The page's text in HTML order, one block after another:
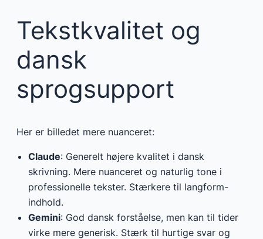
Tekstkvalitet og
dansk
sprogsupport
Her er billedet mere nuanceret:
Claude: Generelt højere kvalitet i dansk
skrivning. Mere nuanceret og naturlig tone i
professionelle tekster. Stærkere til langform-
indhold.
Gemini: God dansk forståelse, men kan til tider
virke mere generisk. Stærk til hurtige svar og